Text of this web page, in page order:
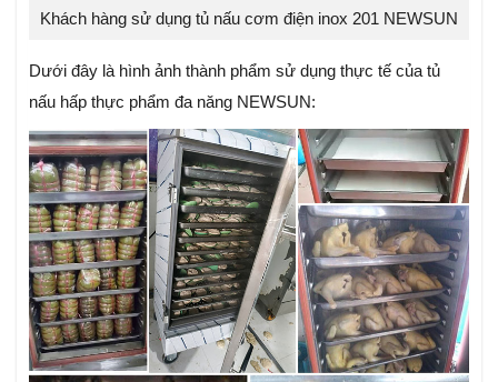
Khách hàng sử dụng tủ nấu cơm điện inox 201 NEWSUN
Dưới đây là hình ảnh thành phẩm sử dụng thực tế của tủ
nấu hấp thực phẩm đa năng NEWSUN: